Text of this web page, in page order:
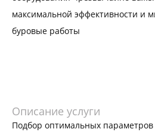
максимальной эффективности и
буровые работы
Описание услуги
Подбор оптимальных